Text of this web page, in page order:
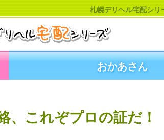
札幌デリヘル宅配シリ
おかあさん
、これぞプロの証だ！